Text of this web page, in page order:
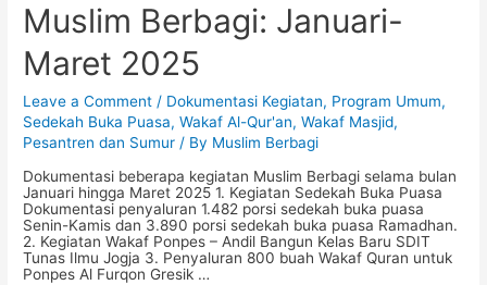
Muslim Berbagi: Januari-
Maret 2025
Leave a Comment / Dokumentasi Kegiatan, Program Umum,
Sedekah Buka Puasa,Wakaf Al-Qur'an,Wakaf Masjid,
Pesantren dan Sumur / By Muslim Berbagi
Dokumentasi beberapa kegiatan Muslim Berbagi selama bulan
Januari hingga Maret 2025 1. Kegiatan Sedekah Buka Puasa
Dokumentasi penyaluran 1.482 porsi sedekah buka puasa
Senin-Kamis dan 3.890 porsi sedekah buka puasa Ramadhan.
2. Kegiatan Wakaf Ponpes – Andil Bangun Kelas Baru SDIT
Tunas Ilmu Jogja 3. Penyaluran 800 buah Wakaf Quran untuk
Ponpes Al Furqon Gresik …